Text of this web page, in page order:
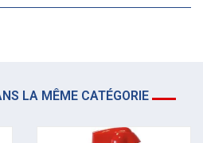
LA MÊME CATÉGORIE